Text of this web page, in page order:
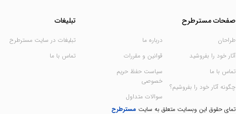
صفحات مسترطرح
طراحان
آثار خود را بفروشید
تماس با ما
چگونه آثار خود را بفروشیم؟
درباره ما
قوانین و مقررات
سیاست حفظ حریم
خصوصی
سوالات متداول
تمای حقوق این وبسایت متعلق به سایت مسترطرح
تبلیغات
تبلیغات در سایت مسترطرح
تماس با ما